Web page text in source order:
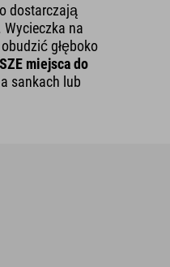
dostarczają
na
głęboko
miejsca do
sankach lub